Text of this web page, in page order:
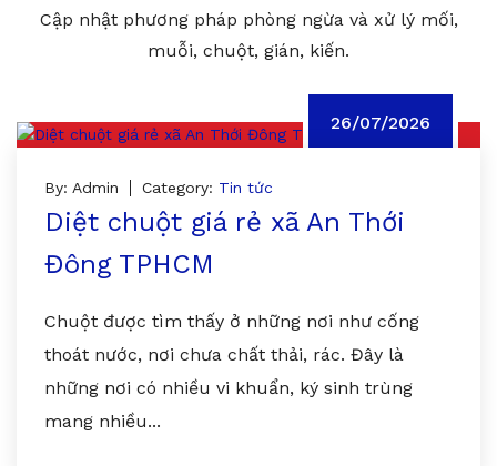
Cập nhật phương pháp phòng ngừa và xử lý mối,
muỗi, chuột, gián, kiến.
26/07/2026
By: Admin Category: Tin tức
Diệt chuột giá rẻ xã An Thới
Đông TPHCM
Chuột được tìm thấy ở những nơi như cống
thoát nước, nơi chưa chất thải, rác. Đây là
những nơi có nhiều vi khuẩn, ký sinh trùng
mang nhiều...